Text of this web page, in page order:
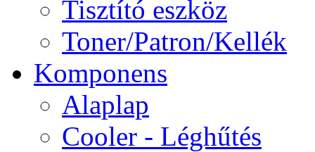
Tisztító eszköz
Toner/Patron/Kellék
Komponens
Alaplap
Cooler - Léghűtés